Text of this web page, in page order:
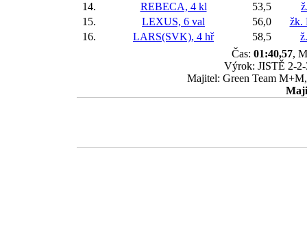
14.
REBECA, 4 kl 53,5
15.
LEXUS, 6 val 56,0
žk.
16.
LARS(SVK), 4 hř 58,5
Čas: 01:40,57,
Výrok: JISTĚ 2-
Majitel: Green Team